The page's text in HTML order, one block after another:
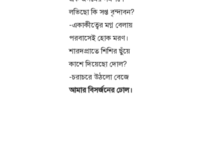
লভিছো কি সপ্ত বৃন্দাবন?
-একাকীত্বের মগ্ন বেলায়
পরবাসেই হোক মরণ।
শারদপ্রাতে শিশির ছুঁয়ে
কাশে দিয়েছো দোল?
-চরাচরে উঠলো বেজে
আমার বিসর্জনের ঢোল।